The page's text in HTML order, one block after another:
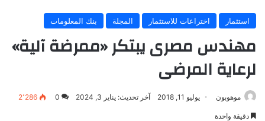
استثمار اختراعات للاستثمار المجلة بنك المعلومات
مهندس مصرى يبتكر «ممرضة آلية»
لرعاية المرضى
موهوبون يوليو 11, 2018 آخر تحديث: يناير 3, 2024 0 2٬286
دقيقة واحدة